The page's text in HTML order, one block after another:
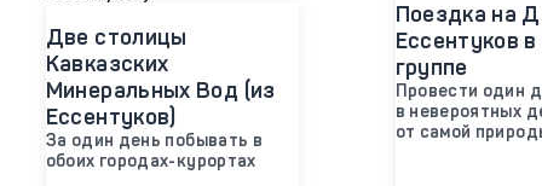
Две столицы
Кавказских
Минеральных Вод (из
Ессентуков)
За один день побывать в
обоих городах-курортах
Поездка на
Ессентуков
группе
Провести один
в невероятных
от самой